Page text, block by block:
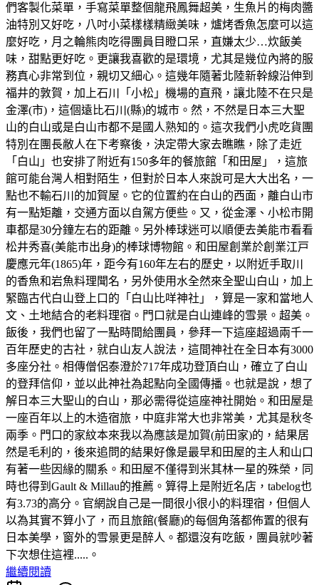
們客製化菜單，手寫菜單整個龍飛鳳舞超美，生魚片的梅肉醬
油特別又好吃，八吋小菜樣樣精緻美味，爐烤香魚怎麼可以這
麼好吃，月之輪熊肉吃得團員目瞪口呆，直嫌太少…炊飯美
味，甜點更好吃。更讓我喜歡的是環境，尤其是幾位內將的服
務真心非常到位，親切又細心。這幾年隨著北陸新幹線沿伸到
福井的敦賀，加上石川「小松」機場的直飛，讓北陸不在只是
金澤(市)，這個遠比石川(縣)的城市。然，不然是日本三大聖
山的白山或是白山市都不是國人熟知的。這次我們小虎吃貨團
特別在團長敝人在下考察後，決定帶大家去瞧瞧，除了走近
「白山」也安排了附近有150多年的餐旅館「和田屋」，這旅
館可能台灣人相對陌生，但對於日本人來說可是大大出名，一
點也不輸石川的加賀屋。它的位置約在白山的西面，離白山市
有一點矩離，交通方面以自駕方便些。又，從金澤、小松市開
車都是30分鐘左右的距離。另外棒球迷可以順便去美能市看看
松井秀喜(美能市出身)的棒球博物館。和田屋創業於創業江戸
慶應元年(1865)年，距今有160年左右的歷史，以附近手取川
的香魚和岩魚料理聞名，另外使用水全然來全聖山白山，加上
緊臨古代白山登上口的「白山比咩神社」，算是一家和當地人
文、土地結合的老料理宿。門口就是白山連峰的雪景。超美。
飯後，我們也留了一點時間給團員，參拜一下這座超過兩千一
百年歷史的古社，就白山友人說法，這間神社在全日本有3000
多座分社。相傳僧侶泰澄於717年成功登頂白山，確立了白山
的登拜信仰，並以此神社為起點向全國傳播。也就是說，想了
解日本三大聖山的白山，那必需得從這座神社開始。和田屋是
一座百年以上的木造宿旅，中庭非常大也非常美，尤其是秋冬
兩季。門口的家紋本來我以為應該是加賀(前田家)的，結果居
然是毛利的，後來追問的結果好像是最早和田屋的主人和山口
有著一些因緣的關系。和田屋不僅得到米其林一星的殊榮，同
時也得到Gault & Millau的推薦。算得上是附近名店，tabelog也
有3.73的高分。官網說自己是一間很小很小的料理宿，但個人
以為其實不算小了，而且旅館(餐廳)的每個角落都佈置的很有
日本美學，窗外的雪景更是醉人。都還沒有吃飯，團員就吵著
下次想住這裡.....。
繼續閱讀